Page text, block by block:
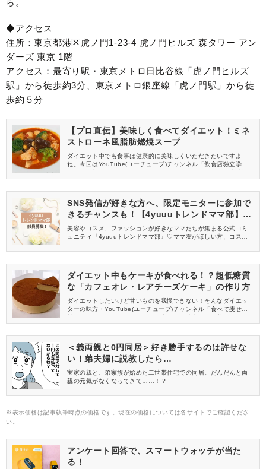
ら。
◆アクセス
住所：東京都港区虎ノ門1-23-4 虎ノ門ヒルズ 森タワー アン
ダーズ 東京 1階
アクセス：最寄り駅・東京メトロ日比谷線「虎ノ門ヒルズ
駅」から徒歩約3分、東京メトロ銀座線「虎ノ門駅」から徒
歩約５分
【プロ直伝】美味しく食べてダイエット！ミネ
ストローネ風脂肪燃焼スープ
ダイエット中でも食事は健康的に美味しくいただきたいですよ
ね。今回はYouTube(ユーチューブ)チャンネル「飲食店独立学校 /
焼スープをご紹介します。
SNS発信が好きな方へ、限定モニターに参加で
きるチャンスも！【4yuuuトレンドママ部】部
員募集中
美容やコスメ、ファッションが好きなママたちが集まる公式コミ
ュニティ『4yuuuトレンドママ部』♡ママ友がほしい方、コスメサ
信してくれる方を募集しています！
ダイエット中もケーキが食べれる！？超低糖質
な「カフェオレ・レアチーズケーキ」の作り方
ダイエットしたいけど甘いものを我慢できない！そんなダイエッ
ターの味方・YouTube(ユーチューブ)チャンネル「食べて痩せる
「カフェオレ・レアチーズケーキ」の作り方をご紹介します。
＜義両親と0円同居＞好き勝手するのは許せな
い！弟夫婦に説教したら…
実家の親と、弟家族が始めた二世帯住宅での同居。だんだんと両
親の元気がなくなってきて……！？
※表示価格は記事執筆時点の価格です。現在の価格については各サイトでご確認くださ
い。
アンケート回答で、スマートウォッチが当た
る！